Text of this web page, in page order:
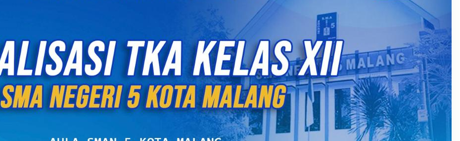
July 2026
September 2025
August 2025
July 2025
May 2025
April 2025
March 2025
February 2025
January 2025
December 2024
November 2024